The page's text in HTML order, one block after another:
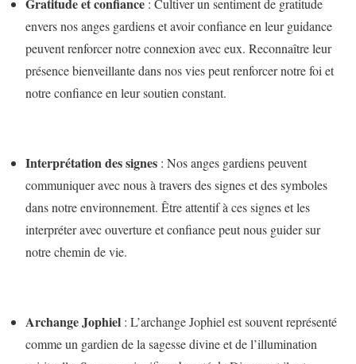
Gratitude et confiance : Cultiver un sentiment de gratitude
envers nos anges gardiens et avoir confiance en leur guidance
peuvent renforcer notre connexion avec eux. Reconnaître leur
présence bienveillante dans nos vies peut renforcer notre foi et
notre confiance en leur soutien constant.
Interprétation des signes : Nos anges gardiens peuvent
communiquer avec nous à travers des signes et des symboles
dans notre environnement. Être attentif à ces signes et les
interpréter avec ouverture et confiance peut nous guider sur
notre chemin de vie.
Archange Jophiel : L’archange Jophiel est souvent représenté
comme un gardien de la sagesse divine et de l’illumination